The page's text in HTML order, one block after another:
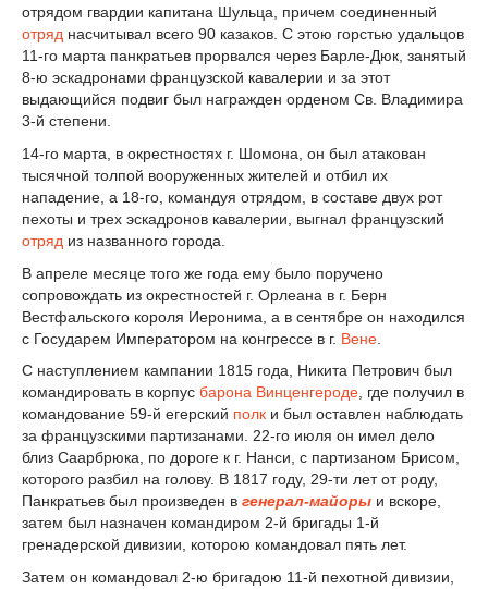
отрядом гвардии капитана Шульца, причем соединенный
отряд насчитывал всего 90 казаков. С этою горстью удальцов
11-го марта панкратьев прорвался через Барле-Дюк, занятый
8-ю эскадронами французской кавалерии и за этот
выдающийся подвиг был награжден орденом Св. Владимира
3-й степени.
14-го марта, в окрестностях г. Шомона, он был атакован
тысячной толпой вооруженных жителей и отбил их
нападение, а 18-го, командуя отрядом, в составе двух рот
пехоты и трех эскадронов кавалерии, выгнал французский
отряд из названного города.
В апреле месяце того же года ему было поручено
сопровождать из окрестностей г. Орлеана в г. Берн
Вестфальского короля Иеронима, а в сентябре он находился
с Государем Императором на конгрессе в г. Вене
С наступлением кампании 1815 года, Никита Петрович был
командировать в корпус барона Винценгероде, где получил в
командование 59-й егерский полк и был оставлен наблюдать
за французскими партизанами. 22-го июля он имел дело
близ Саарбрюка, по дороге к г. Нанси, с партизаном Брисом,
которого разбил на голову. В 1817 году, 29-ти лет от роду,
Панкратьев был произведен в генерал-майоры и вскоре,
затем был назначен командиром 2-й бригады 1-й
гренадерской дивизии, которою командовал пять лет.
Затем он командовал 2-ю бригадою 11-й пехотной дивизии,